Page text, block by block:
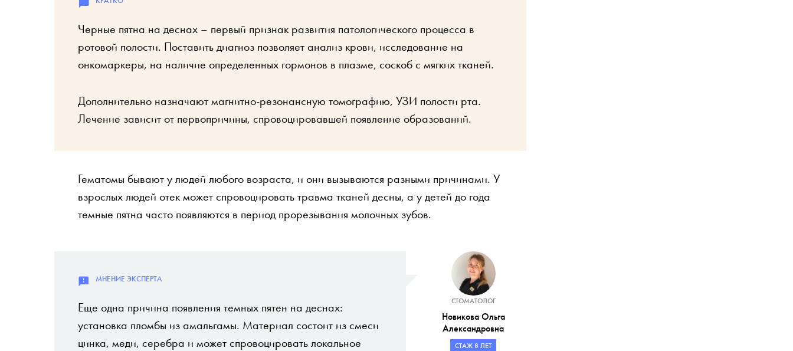
Черные пятна на деснах – первый признак развития патологического процесса в
ротовой полости. Поставить диагноз позволяет анализ крови, исследование на
онкомаркеры, на наличие определенных гормонов в плазме, соскоб с мягких тканей.
Дополнительно назначают магнитно-резонансную томографию, УЗИ полости рта.
Лечение зависит от первопричины, спровоцировавшей появление образований.
Гематомы бывают у людей любого возраста, и они вызываются разными причинами. У
взрослых людей отек может спровоцировать травма тканей десны, а у детей до года
темные пятна часто появляются в период прорезывания молочных зубов.
Еще одна причина появления темных пятен на деснах:
установка пломбы из амальгамы. Материал состоит из смеси
цинка, меди, серебра и может спровоцировать локальное
СТОМАТОЛОГ
Новикова Ольга
Александровна
СТАЖ 8 ЛЕТ